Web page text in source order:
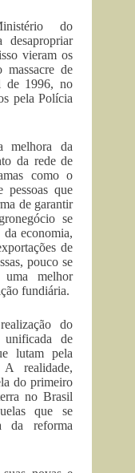
do
vieram os
de
de 1996, no
pela Polícia
melhora da
da rede de
como o
que
de garantir
se
economia,
de
pouco se
melhor
fundiária.
do
unificada de
lutam pela
realidade,
do primeiro
no Brasil
que se
da reforma